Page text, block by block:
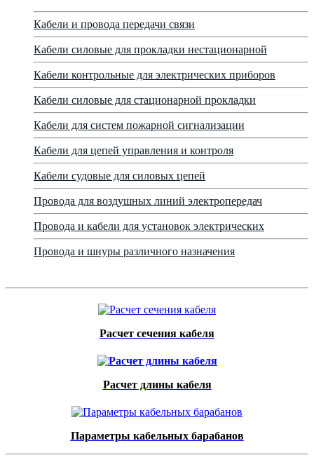
Кабели и провода передачи связи
Кабели силовые для прокладки нестационарной
Кабели контрольные для электрических приборов
Кабели силовые для стационарной прокладки
Кабели для систем пожарной сигнализации
Кабели для цепей управления и контроля
Кабели судовые для силовых цепей
Провода для воздушных линий электропередач
Провода и кабели для установок электрических
Провода и шнуры различного назначения
Расчет сечения кабеля
Расчет длины кабеля
Параметры кабельных барабанов